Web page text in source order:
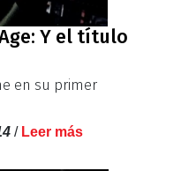
Y el título
en su primer
/ Leer más